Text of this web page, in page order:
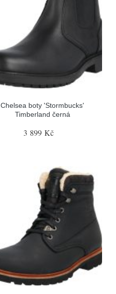
Chelsea boty 'Stormbucks'
Timberland černá
3 899 Kč